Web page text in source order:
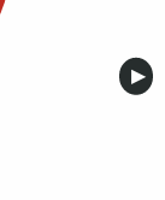
▶︎